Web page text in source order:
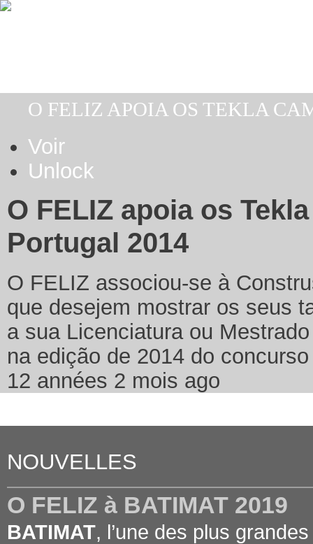
Aller au contenu principal
Vous êtes ici
O FELIZ APOIA OS TEKLA
Onglets principaux
Voir
Unlock
O FELIZ apoia os
Portugal 2014
O FELIZ associou-se à
que desejem mostrar os seus
a sua Licenciatura ou
na edição de 2014 do
12 années 2 mois ago
NOUVELLES
O FELIZ à BATIMAT 2019
BATIMAT, l’une des plus